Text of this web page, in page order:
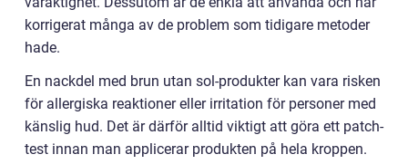
korrigerat många av de problem som tidigare metoder
hade.
En nackdel med brun utan sol-produkter kan vara risken
för allergiska reaktioner eller irritation för personer med
känslig hud. Det är därför alltid viktigt att göra ett patch-
test innan man applicerar produkten på hela kroppen.